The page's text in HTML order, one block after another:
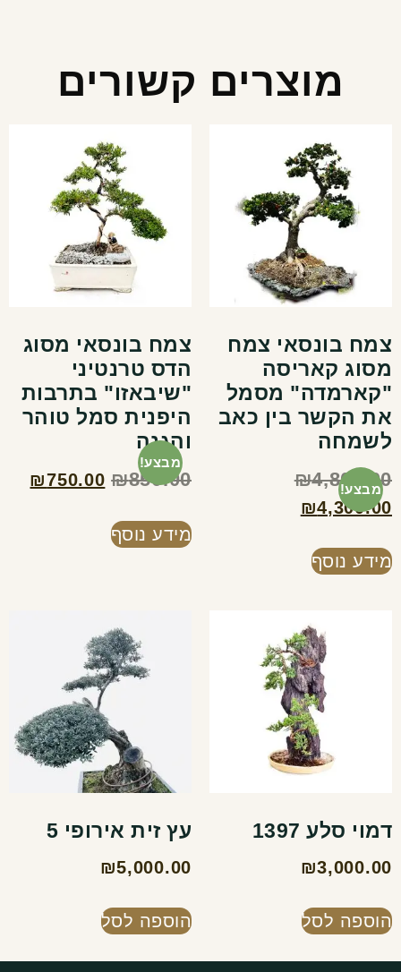
מוצרים קשורים
מבצע!
צמח בונסאי צמח
מסוג קאריסה
"קארמדה" מסמל
את הקשר בין כאב
לשמחה
₪4,800.00
₪4,300.00
מידע נוסף
מבצע!
צמח בונסאי מסוג
הדס טרנטיני
"שיבאזו" בתרבות
היפנית סמל טוהר
והגנה
₪850.00
₪750.00
מידע נוסף
דמוי סלע 1397
₪3,000.00
הוספה לסל
עץ זית אירופי 5
₪5,000.00
הוספה לסל